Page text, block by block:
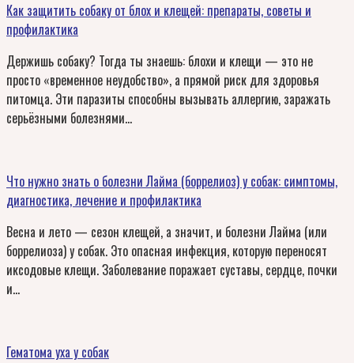
Как защитить собаку от блох и клещей: препараты, советы и
профилактика
Держишь собаку? Тогда ты знаешь: блохи и клещи — это не
просто «временное неудобство», а прямой риск для здоровья
питомца. Эти паразиты способны вызывать аллергию, заражать
серьёзными болезнями…
Что нужно знать о болезни Лайма (боррелиоз) у собак: симптомы,
диагностика, лечение и профилактика
Весна и лето — сезон клещей, а значит, и болезни Лайма (или
боррелиоза) у собак. Это опасная инфекция, которую переносят
иксодовые клещи. Заболевание поражает суставы, сердце, почки
и…
Гематома уха у собак